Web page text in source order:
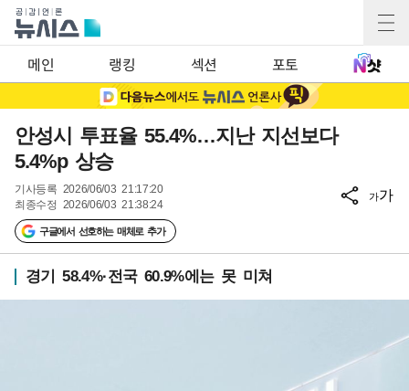
메인 랭킹 섹션 포토
안성시 투표율 55.4%…지난 지선보다
5.4%p 상승
기사등록 2026/06/03 21:17:20
최종수정 2026/06/03 21:38:24
구글에서 선호하는 매체로 추가
가가
경기 58.4%·전국 60.9%에는 못 미쳐